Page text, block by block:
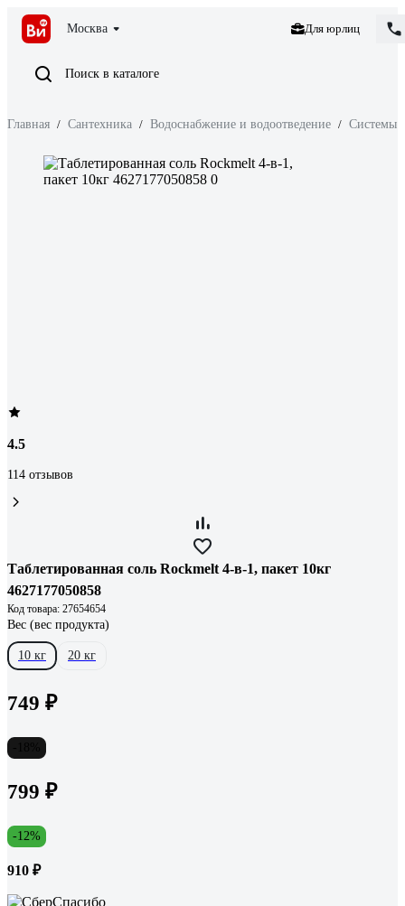
Москва Для юрлиц
Поиск в каталоге
Главная / Сантехника / Водоснабжение и водоотведение / Системы
4.5
114 отзывов
Таблетированная соль Rockmelt 4-в-1, пакет 10кг
4627177050858
Код товара: 27654654
Вес (вес продукта)
10 кг 20 кг
749 ₽
799 ₽
-12%
910 ₽